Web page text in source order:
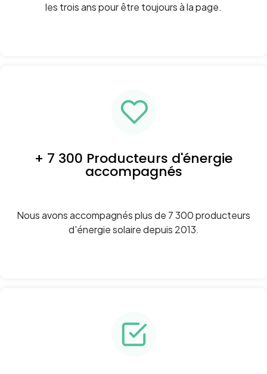
les trois ans pour être toujours à la page.
+ 7 300 Producteurs d'énergie
accompagnés
Nous avons accompagnés plus de 7 300 producteurs
d'énergie solaire depuis 2013.